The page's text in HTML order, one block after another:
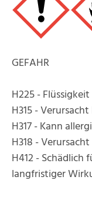
GEFAHR
H225 -
H315 -
H317 - Kann
H318 -
H412 - Schädlich
langfristiger